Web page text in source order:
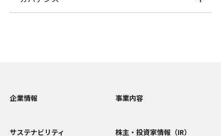
企業情報 事業内容
サステナビリティ 株主・投資家情報（IR）